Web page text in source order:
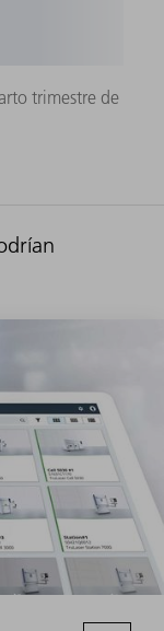
trimestre de